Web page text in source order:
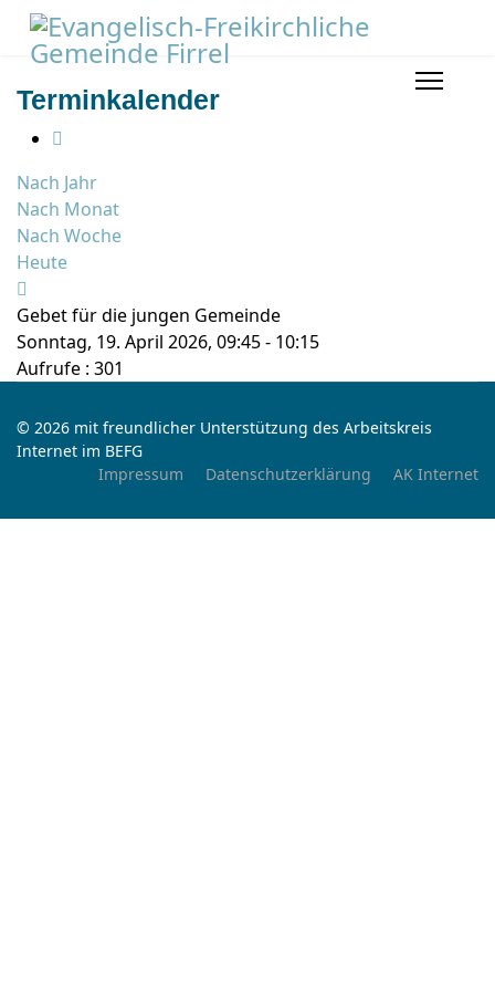
Terminkalender
Nach Jahr
Nach Monat
Nach Woche
Heute
Gebet für die jungen Gemeinde
Sonntag, 19. April 2026, 09:45 - 10:15
Aufrufe : 301
© 2026 mit freundlicher Unterstützung des Arbeitskreis
Internet im BEFG
Impressum
Datenschutzerklärung AK Internet